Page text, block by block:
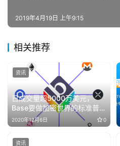
2019年4月19日 上午9:15
相关推荐
日成交量超5000万美元，
Base要做加密世界的标准普尔
500？
2020年12月6日 0
资讯
资讯